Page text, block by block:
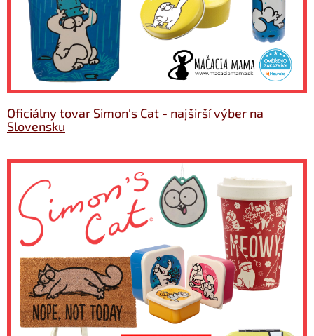
Oficiálny tovar Simon's Cat - najširší výber na
Slovensku